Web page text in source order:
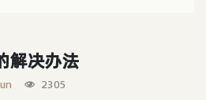
解决办法
2305